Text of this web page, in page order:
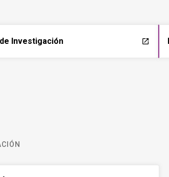
Investigación launch